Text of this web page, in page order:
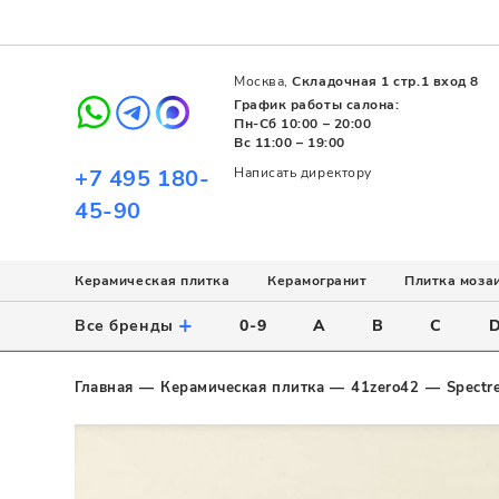
+7 495 180-
45-90
Написать директору
Москва,Складочная 1 стр.1 вход 8
График работы салона:
Пн-Сб 10:00 – 20:00
Вс 11:00 – 19:00
Керамическая плитка
Использование
Напольное
Настенное
Стиль
Современный
Пэчворк
Керамогранит
Назначение
Для ванной
Напольное
Поверхность
Матовая
Полированная
Плитка
Назначение
Для ванной
Для бассейна
Цвет
Белый
Серый
Все бренды + 0-9 A B C D
Главная Керамическая плитка 41zero42